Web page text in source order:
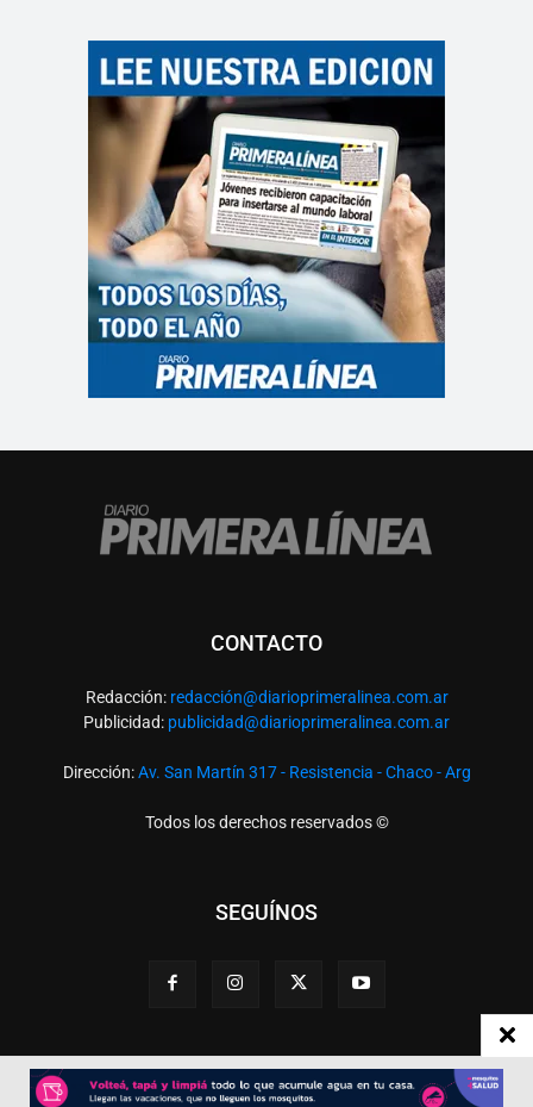
CONTACTO
Redacción: redacción@diarioprimeralinea.com.ar
Publicidad: publicidad@diarioprimeralinea.com.ar
Dirección:Av. San Martín 317 - Resistencia - Chaco - Arg
Todos los derechos reservados ©
SEGUÍNOS
Desarrollado porTP. Web Studio